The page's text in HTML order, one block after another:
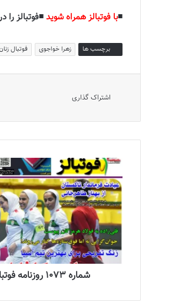
◾️با فوتبالز همراه شوید◾️فوتبالز را
برچسب ها زهرا خواجوی فوتبال
اشتراک گذاری
شماره 1073 روزنامه فوتبالز منتشر شد